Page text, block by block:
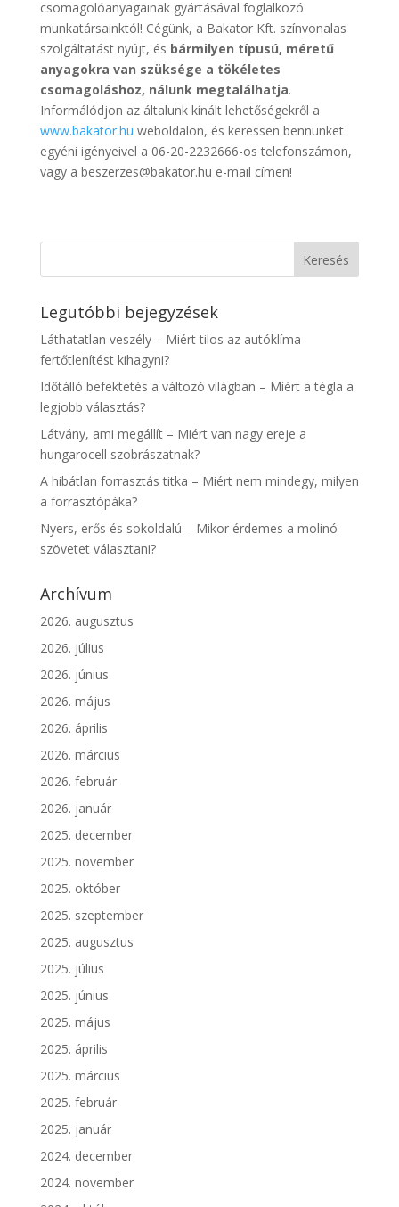
csomagolóanyagainak gyártásával foglalkozó
munkatársainktól! Cégünk, a Bakator Kft. színvonalas
szolgáltatást nyújt, és bármilyen típusú, méretű
anyagokra van szüksége a tökéletes
csomagoláshoz, nálunk megtalálhatja.
Informálódjon az általunk kínált lehetőségekről a
www.bakator.hu weboldalon, és keressen bennünket
egyéni igényeivel a 06-20-2232666-os telefonszámon,
vagy a beszerzes@bakator.hu e-mail címen!
Legutóbbi bejegyzések
Láthatatlan veszély – Miért tilos az autóklíma
fertőtlenítést kihagyni?
Időtálló befektetés a változó világban – Miért a tégla a
legjobb választás?
Látvány, ami megállít – Miért van nagy ereje a
hungarocell szobrászatnak?
A hibátlan forrasztás titka – Miért nem mindegy, milyen
a forrasztópáka?
Nyers, erős és sokoldalú – Mikor érdemes a molinó
szövetet választani?
Archívum
2026. augusztus
2026. július
2026. június
2026. május
2026. április
2026. március
2026. február
2026. január
2025. december
2025. november
2025. október
2025. szeptember
2025. augusztus
2025. július
2025. június
2025. május
2025. április
2025. március
2025. február
2025. január
2024. december
2024. november